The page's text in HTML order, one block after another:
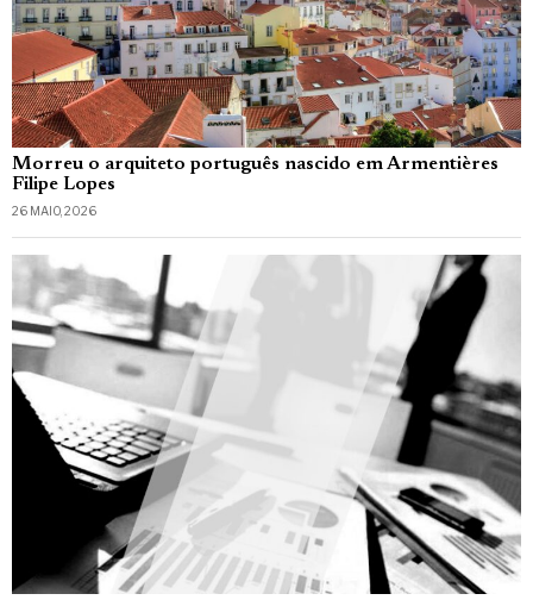
Morreu o arquiteto português nascido em Armentières
Filipe Lopes
26 MAIO, 2026